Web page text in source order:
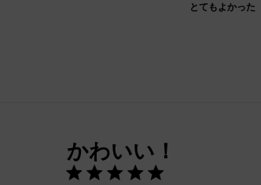
とてもよかった
かわいい！